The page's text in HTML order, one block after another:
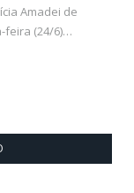
Amadei de
feira (24/6)…